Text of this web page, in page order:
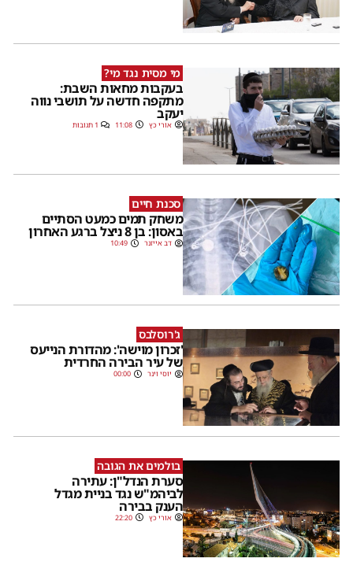
מי מסית נגד מי?
בעקבות מחאות השבת:
מתקפה חדשה על תושבי נווה
יעקב
אורי כץ 11:08 1 תגובות
סכנת חיים
משחק תמים כמעט הסתיים
באסון: בן 8 ניצל ברגע האחרון
דב אייזנר 10:49
ג'רוסלבס
'זכרון מוישה': מהדורת הנייעס
של עיר הבירה החרדית
יוסי וינר 00:00
בולמים את הגובה
סערת הנדל"ן: עתירה
לביהמ"ש נגד בניית מגדל
הענק בבירה
אורי כץ 22:20